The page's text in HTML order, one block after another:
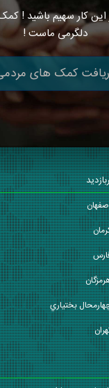
کار سهیم باشید !
دلگرمی ماست !
کمک های
بختياري